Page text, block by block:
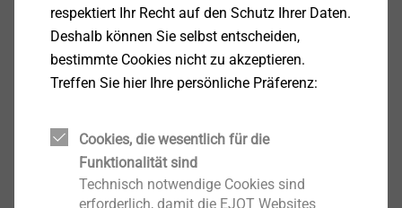
Baustoffklasse D:
Haufwerksporiger Leichtbeton nach TGL: 0,3
kN
Die angegebenen zulässigen Lasten entsprechen geltenden deutschen
Bauvorschriften. Nationale Sicherheitsfaktoren sind bereits berücksichtigt. Bitte
Zulassung beachten.
respektiert Ihr Recht auf den Schutz Ihrer Daten.
Deshalb können Sie selbst entscheiden,
bestimmte Cookies nicht zu akzeptieren.
Treffen Sie hier Ihre persönliche Präferenz:
Cookies, die wesentlich für die
Funktionalität sind
Technisch notwendige Cookies sind
erforderlich, damit die EJOT Websites